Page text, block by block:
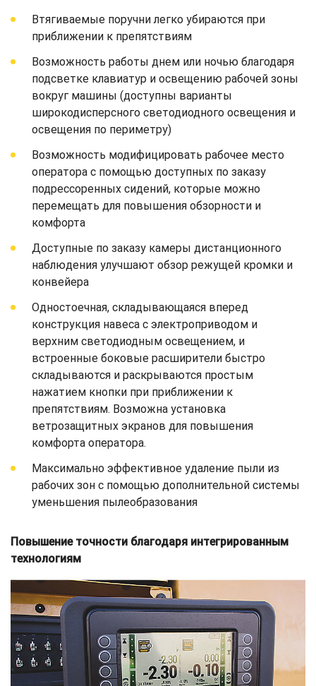
Втягиваемые поручни легко убираются при
приближении к препятствиям
Возможность работы днем или ночью благодаря
подсветке клавиатур и освещению рабочей зоны
вокруг машины (доступны варианты
широкодисперсного светодиодного освещения и
освещения по периметру)
Возможность модифицировать рабочее место
оператора с помощью доступных по заказу
подрессоренных сидений, которые можно
перемещать для повышения обзорности и
комфорта
Доступные по заказу камеры дистанционного
наблюдения улучшают обзор режущей кромки и
конвейера
Одностоечная, складывающаяся вперед
конструкция навеса с электроприводом и
верхним светодиодным освещением, и
встроенные боковые расширители быстро
складываются и раскрываются простым
нажатием кнопки при приближении к
препятствиям. Возможна установка
ветрозащитных экранов для повышения
комфорта оператора.
Максимально эффективное удаление пыли из
рабочих зон с помощью дополнительной системы
уменьшения пылеобразования
Повышение точности благодаря интегрированным
технологиям